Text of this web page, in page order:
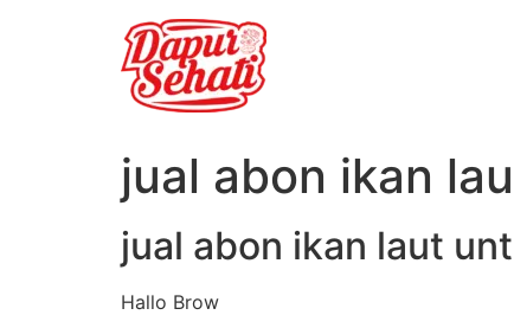
jual abon ikan
jual abon ikan laut
Hallo Brow